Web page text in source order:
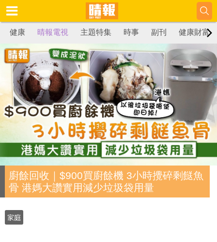
健康 晴報電視 主題特集 時事 副刊 健康財富
廚餘回收｜$900買廚餘機 3小時攪碎剩餸魚
骨 港媽大讚實用減少垃圾袋用量
家庭